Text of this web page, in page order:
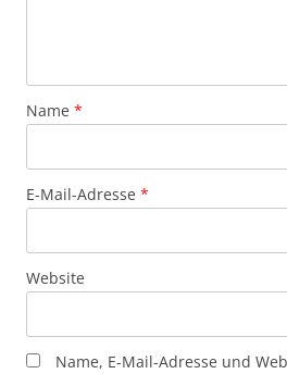
Name *
E-Mail-Adresse *
Website
Name, E-Mail-Adresse und